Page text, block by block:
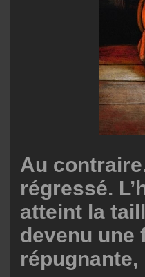
Au
régressé.
atteint la
devenu une